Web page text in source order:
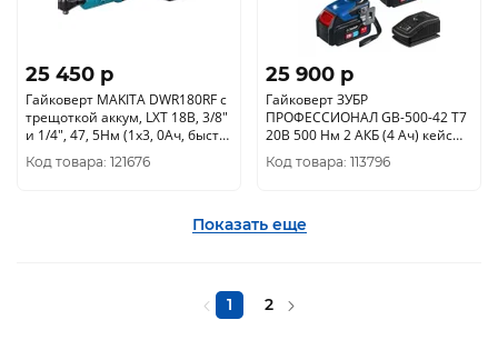
25 450 p
Гайковерт MAKITA DWR180RF с
трещоткой аккум, LXT 18В, 3/8"
и 1/4", 47, 5Нм (1х3, 0Ач, быстр.
з/у)
Код товара: 121676
25 900 p
Гайковерт ЗУБР
ПРОФЕССИОНАЛ GB-500-42 Т7
20В 500 Нм 2 АКБ (4 Ач) кейс
GB-500-42
Код товара: 113796
Показать еще
1 2